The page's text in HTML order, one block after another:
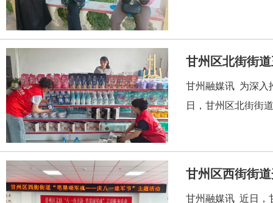
甘州区北街街
甘州融媒讯 为深入
日，甘州区北街街
甘州区西街街
甘州融媒讯 近日，